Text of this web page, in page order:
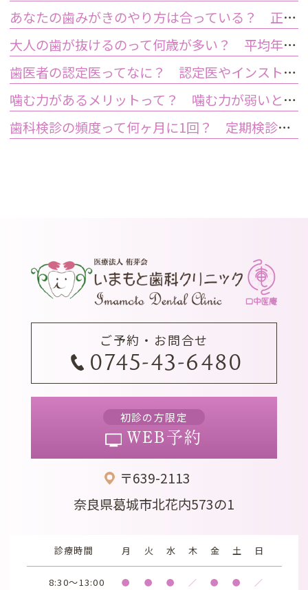
あなたの歯みがきのやり方は合っている？ 正しい歯みがき方法と間違った方法
大人の歯が抜けるのって何歳が多い？ 平均年齢と原因について
歯医者の認定医ってなに？ 認定医やインストラクターの資格を持つ歯医者のメリット
噛む力があるメリットって？ 噛む力が弱いとどうなるの？
歯科検診の頻度って何ヶ月に1回？ 定期検診って何するの？
ご予約・お問合せ
0745-43-6480
初診の方限定
WEB予約
〒639-2113
奈良県葛城市北花内573の1
診療時間 月 火 水 木 金 土 日
8:30～13:00 ● ● ● ／ ● ● ／